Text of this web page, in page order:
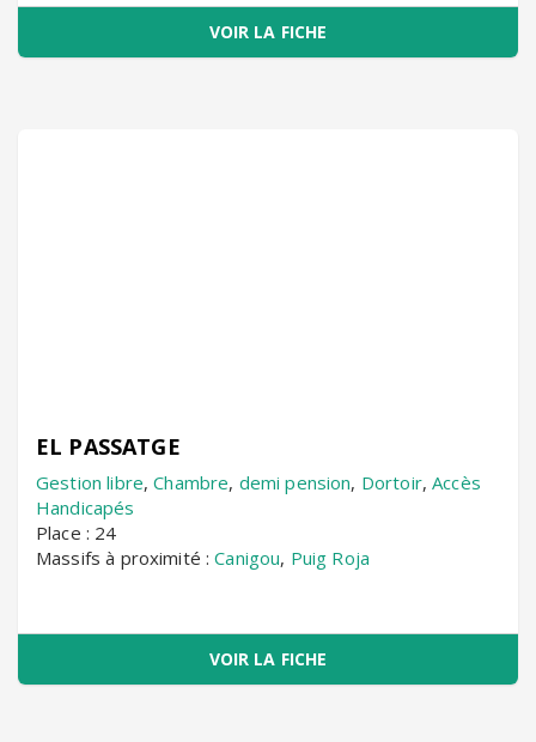
VOIR LA FICHE
EL PASSATGE
Gestion libre,Chambre, demi pension, Dortoir,Accès
Handicapés
Place : 24
Massifs à proximité :Canigou, Puig Roja
VOIR LA FICHE